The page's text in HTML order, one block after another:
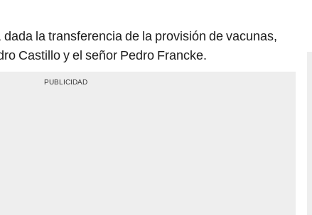
la transferencia de la provisión de vacunas,
Castillo y el señor Pedro Francke.